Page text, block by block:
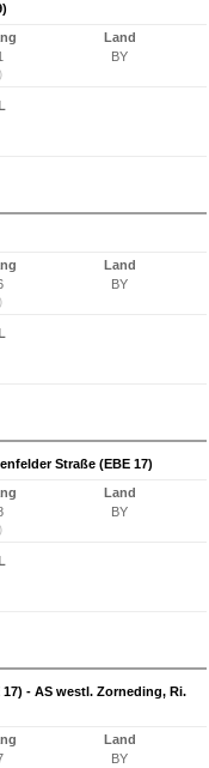
Land
BY
Land
BY
Straße (EBE 17)
Land
BY
- AS westl. Zorneding, Ri.
Land
BY